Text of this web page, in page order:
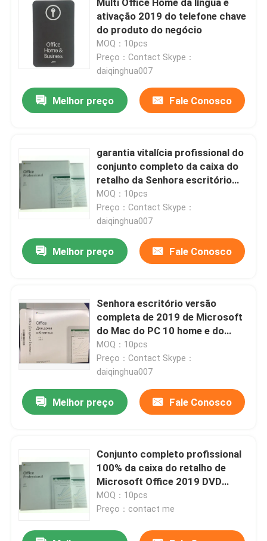
vídeos
Sobre nós
Controle da qualidade
Chave da licença do software
Etiqueta do COA de Windows 10
Adesivo COA do Windows 11
Caixa varejo de Windows 11
Bloco de Windows 10 DVD
Bloco de Windows 11 DVD
Microsoft Office 2024
ativação 2019 do telefone chave
do produto do negócio
MOQ：10pcs
Preço：Contact Skype：
daiqinghua007
Melhor preço Fale Conosco
garantia vitalícia profissional do
conjunto completo da caixa do
retalho da Senhora escritório
2019 DVD de 1PC Microsoft
MOQ：10pcs
Preço：Contact Skype：
daiqinghua007
Melhor preço Fale Conosco
Senhora escritório versão
completa de 2019 de Microsoft
do Mac do PC 10 home e do
negócio com DVD
MOQ：10pcs
Preço：Contact Skype：
daiqinghua007
Melhor preço Fale Conosco
Conjunto completo profissional
100% da caixa do retalho de
Microsoft Office 2019 DVD
genuíno
MOQ：10pcs
Preço：contact me